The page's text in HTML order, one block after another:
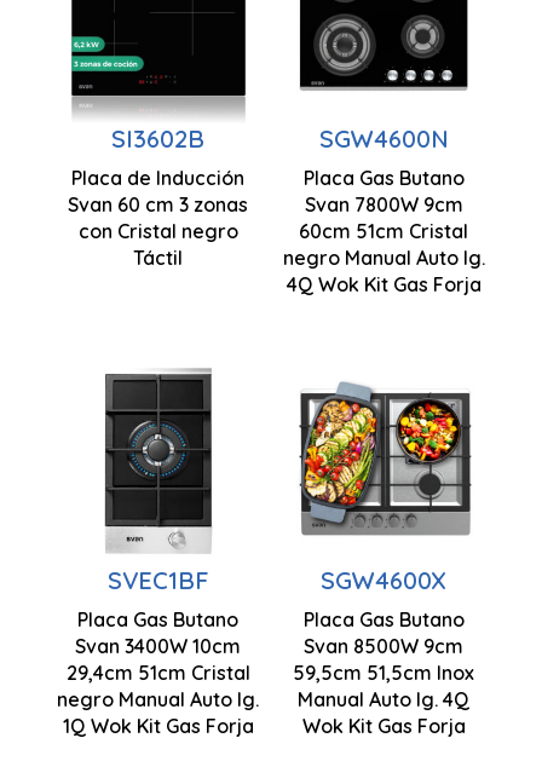
SI3602B
Placa de Inducción
Svan 60 cm 3 zonas
con Cristal negro
Táctil
6,20 kW
Control
Táctil
Desconexión
Automática
62 x 590 x
520 mm
SGW4600N
Placa Gas Butano
Svan 7800W 9cm
60cm 51cm Cristal
negro Manual Auto Ig.
4Q Wok Kit Gas Forja
Zonas
cocción 4
Wok triple
llama
Control
Manual
SVEC1BF
Placa Gas Butano
Svan 3400W 10cm
29,4cm 51cm Cristal
negro Manual Auto Ig.
1Q Wok Kit Gas Forja
100 x 294 x
510 mm
SGW4600X
Placa Gas Butano
Svan 8500W 9cm
59,5cm 51,5cm Inox
Manual Auto Ig. 4Q
Wok Kit Gas Forja
Gas Butano
Zonas
cocción 4
Wok triple
llama
Control
Manual